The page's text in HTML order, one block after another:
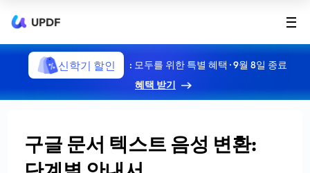
UPDF
신학기 할인
: 모두를 위한 특별 혜택 · 9월 8일 종료
혜택 받기
구글 문서 텍스트 음성 변환: